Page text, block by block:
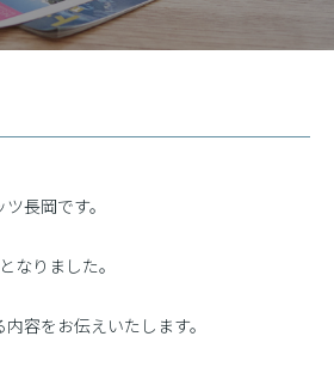
長岡です。
なりました。
容をお伝えいたします。